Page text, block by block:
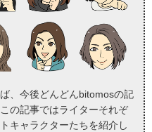
、今後どんどんbitomosの記
の記事ではライターそれぞ
キャラクターたちを紹介し